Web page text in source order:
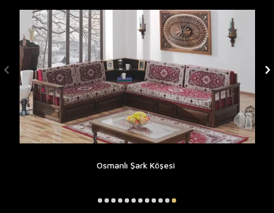
Osmanlı Şark Köşesi